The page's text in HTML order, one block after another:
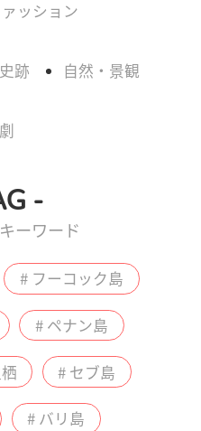
ァッション
跡 自然・景観
-
ーワード
# フーコック島
# ペナン島
# セブ島
# バリ島